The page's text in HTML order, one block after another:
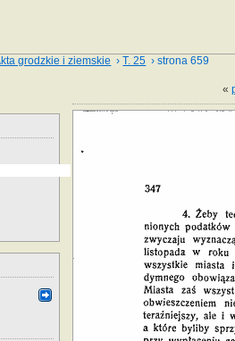
grodzkie i ziemskie ›T. 25 › strona 659
«